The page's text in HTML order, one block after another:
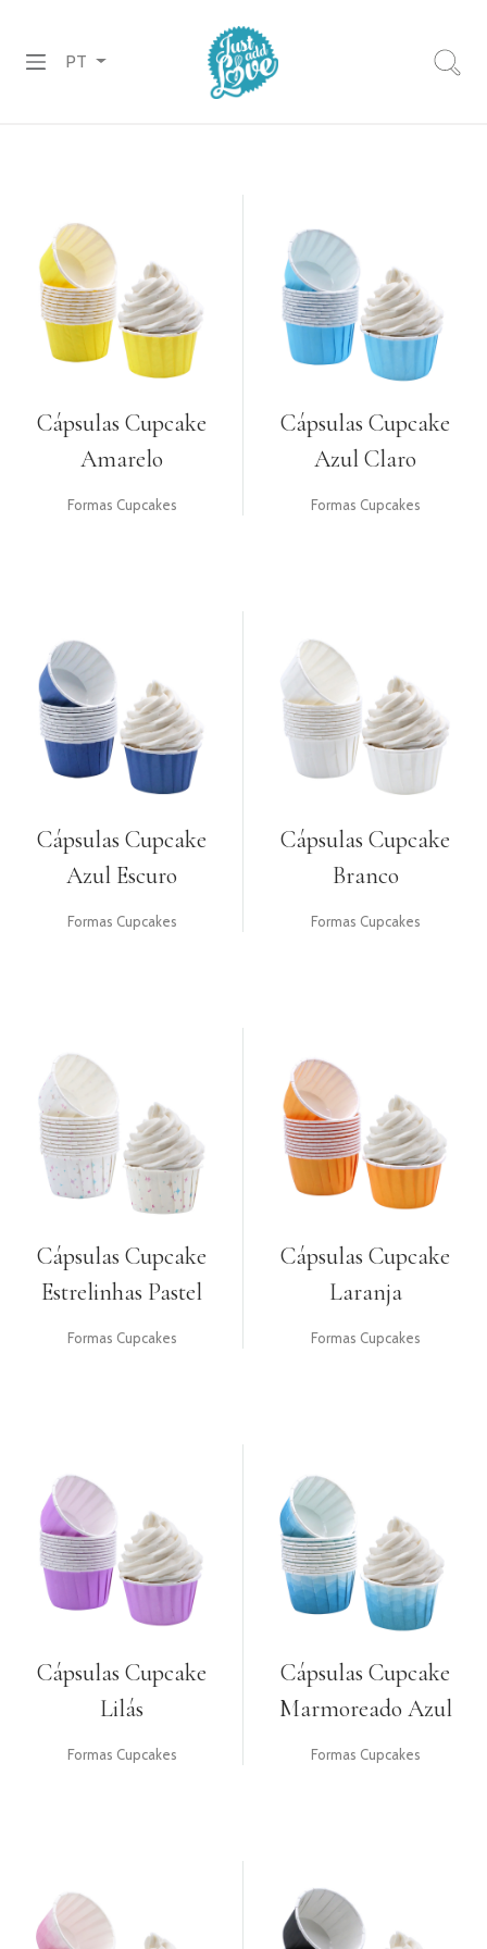
COBERTURAS
CHOCOLATES
DECORAÇÕES
DE
AÇÚCAR
UTENSÍLIOS
PACKAGING
TOPPERS
GIFTS
PT
Cápsulas Cupcake
Amarelo
Formas Cupcakes
Cápsulas Cupcake
Azul Claro
Formas Cupcakes
Cápsulas Cupcake
Azul Escuro
Formas Cupcakes
Cápsulas Cupcake
Branco
Formas Cupcakes
Cápsulas Cupcake
Estrelinhas Pastel
Formas Cupcakes
Cápsulas Cupcake
Laranja
Formas Cupcakes
Cápsulas Cupcake
Lilás
Formas Cupcakes
Cápsulas Cupcake
Marmoreado Azul
Formas Cupcakes